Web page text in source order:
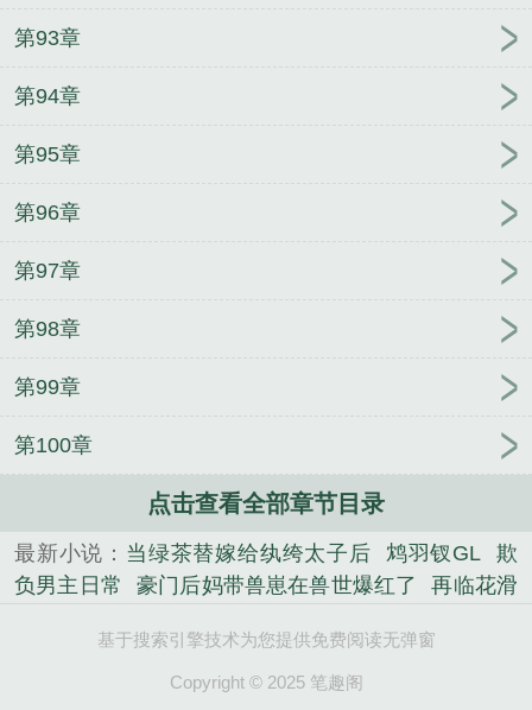
第93章
第94章
第95章
第96章
第97章
第98章
第99章
第100章
点击查看全部章节目录
最新小说： 当绿茶替嫁给纨绔太子后 鸩羽钗GL
欺
负男主日常
豪门后妈带兽崽在兽世爆红了
再临花滑
在世良医
团宠小师妹 我是职业NPC 师侄快到怀里
我凭讲鬼故事在地府爆红了
基于搜索引擎技术为您提供免费阅读无弹窗
Copyright © 2025 笔趣阁